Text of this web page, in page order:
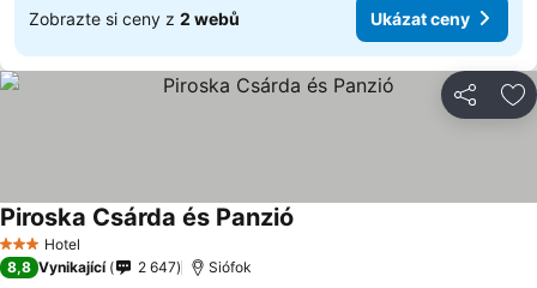
Zobrazte si ceny z 2 webů Ukázat ceny
Sdílet
3 Počet hvězdiček
Hotel
Piroska Csárda és Panzió
8,8 Vynikající 2 647 Siófok